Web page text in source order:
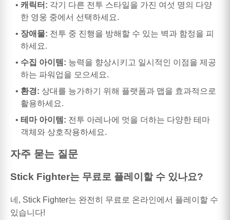
캐릭터: 각기 다른 전투 스타일을 가진 여섯 명의 다양
한 영웅 중에서 선택하세요.
장애물: 전투 중 진행을 방해할 수 있는 벽과 함정을 피
하세요.
수집 아이템: 능력을 향상시키고 일시적인 이점을 제공
하는 파워업을 모으세요.
환경: 상대를 능가하기 위해 플랫폼과 맵을 효과적으로
활용하세요.
테마 아이템: 전투 아레나에 멋을 더하는 다양한 테마
객체와 상호작용하세요.
자주 묻는 질문
Stick Fighter는 무료로 플레이할 수 있나요?
네, Stick Fighter는 완전히 무료로 온라인에서 플레이할 수
있습니다!